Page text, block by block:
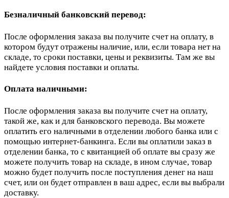
Безналичный банковский перевод:
После оформления заказа вы получите счет на оплату, в
котором будут отражены наличие, или, если товара нет на
складе, то сроки поставки, цены и реквизиты. Там же вы
найдете условия поставки и оплаты.
Оплата наличными:
После оформления заказа вы получите счет на оплату,
такой же, как и для банковского перевода. Вы можете
оплатить его наличными в отделении любого банка или с
помощью интернет-банкинга. Если вы оплатили заказ в
отделении банка, то с квитанцией об оплате вы сразу же
можете получить товар на складе, в ином случае, товар
можно будет получить после поступления денег на наш
счет, или он будет отправлен в ваш адрес, если вы выбрали
доставку.